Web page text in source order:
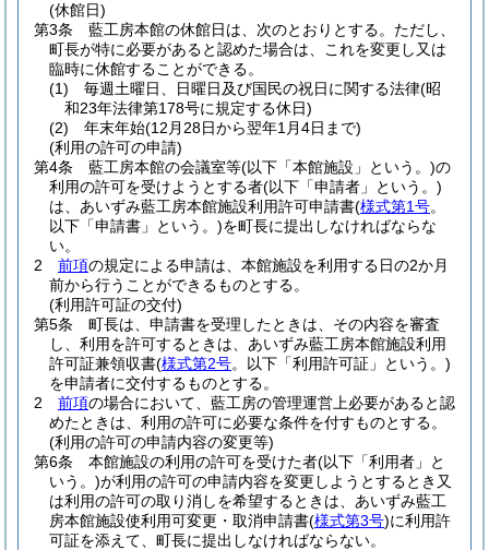
(休館日)
第3条
藍工房本館の休館日は、次のとおりとする。 ただし、
町長が特に必要があると認めた場合は、これを変更し又は
臨時に休館することができる。
(1)
毎週土曜日、日曜日及び国民の祝日に関する法律(昭
和23年法律第178号に規定する休日)
(2)
年末年始(12月28日から翌年1月4日まで)
(利用の許可の申請)
第4条
藍工房本館の会議室等(以下「本館施設」という。)の
利用の許可を受けようとする者(以下「申請者」という。)
は、あいずみ藍工房本館施設利用許可申請書(様式第1号。
以下「申請書」という。)を町長に提出しなければならな
い。
2
前項の規定による申請は、本館施設を利用する日の2か月
前から行うことができるものとする。
(利用許可証の交付)
第5条
町長は、申請書を受理したときは、その内容を審査
し、利用を許可するときは、あいずみ藍工房本館施設利用
許可証兼領収書(様式第2号。以下「利用許可証」という。)
を申請者に交付するものとする。
2
前項の場合において、藍工房の管理運営上必要があると認
めたときは、利用の許可に必要な条件を付すものとする。
(利用の許可の申請内容の変更等)
第6条
本館施設の利用の許可を受けた者(以下「利用者」と
いう。)が利用の許可の申請内容を変更しようとするとき又
は利用の許可の取り消しを希望するときは、あいずみ藍工
房本館施設使利用可変更・取消申請書(様式第3号)に利用許
可証を添えて、町長に提出しなければならない。